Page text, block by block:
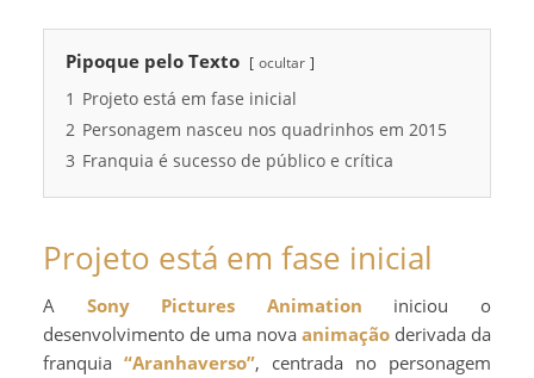
Pipoque pelo Texto ocultar
1 Projeto está em fase inicial
2 Personagem nasceu nos quadrinhos em 2015
3 Franquia é sucesso de público e crítica
Projeto está em fase inicial
Sony Pictures Animation iniciou o
desenvolvimento de uma nova animação derivada da
franquia “Aranhaverso”, centrada no personagem